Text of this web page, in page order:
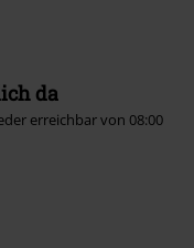
da
erreichbar von 08:00